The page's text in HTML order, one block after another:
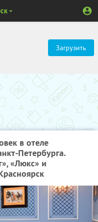
Загрузить
в отеле
Петербурга.
«Люкс» и